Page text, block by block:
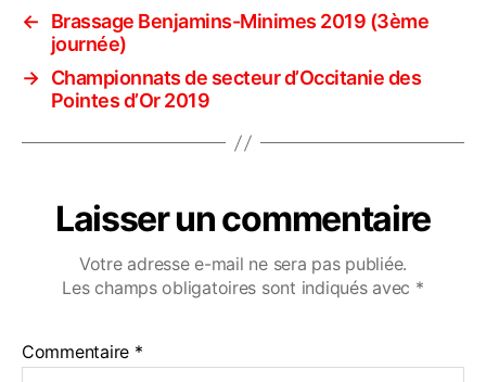
←
Brassage Benjamins-Minimes 2019 (3ème
journée)
→ Championnats de secteur d’Occitanie des
Pointes d’Or 2019
Laisser un commentaire
Votre adresse e-mail ne sera pas publiée.
Les champs obligatoires sont indiqués avec *
Commentaire *